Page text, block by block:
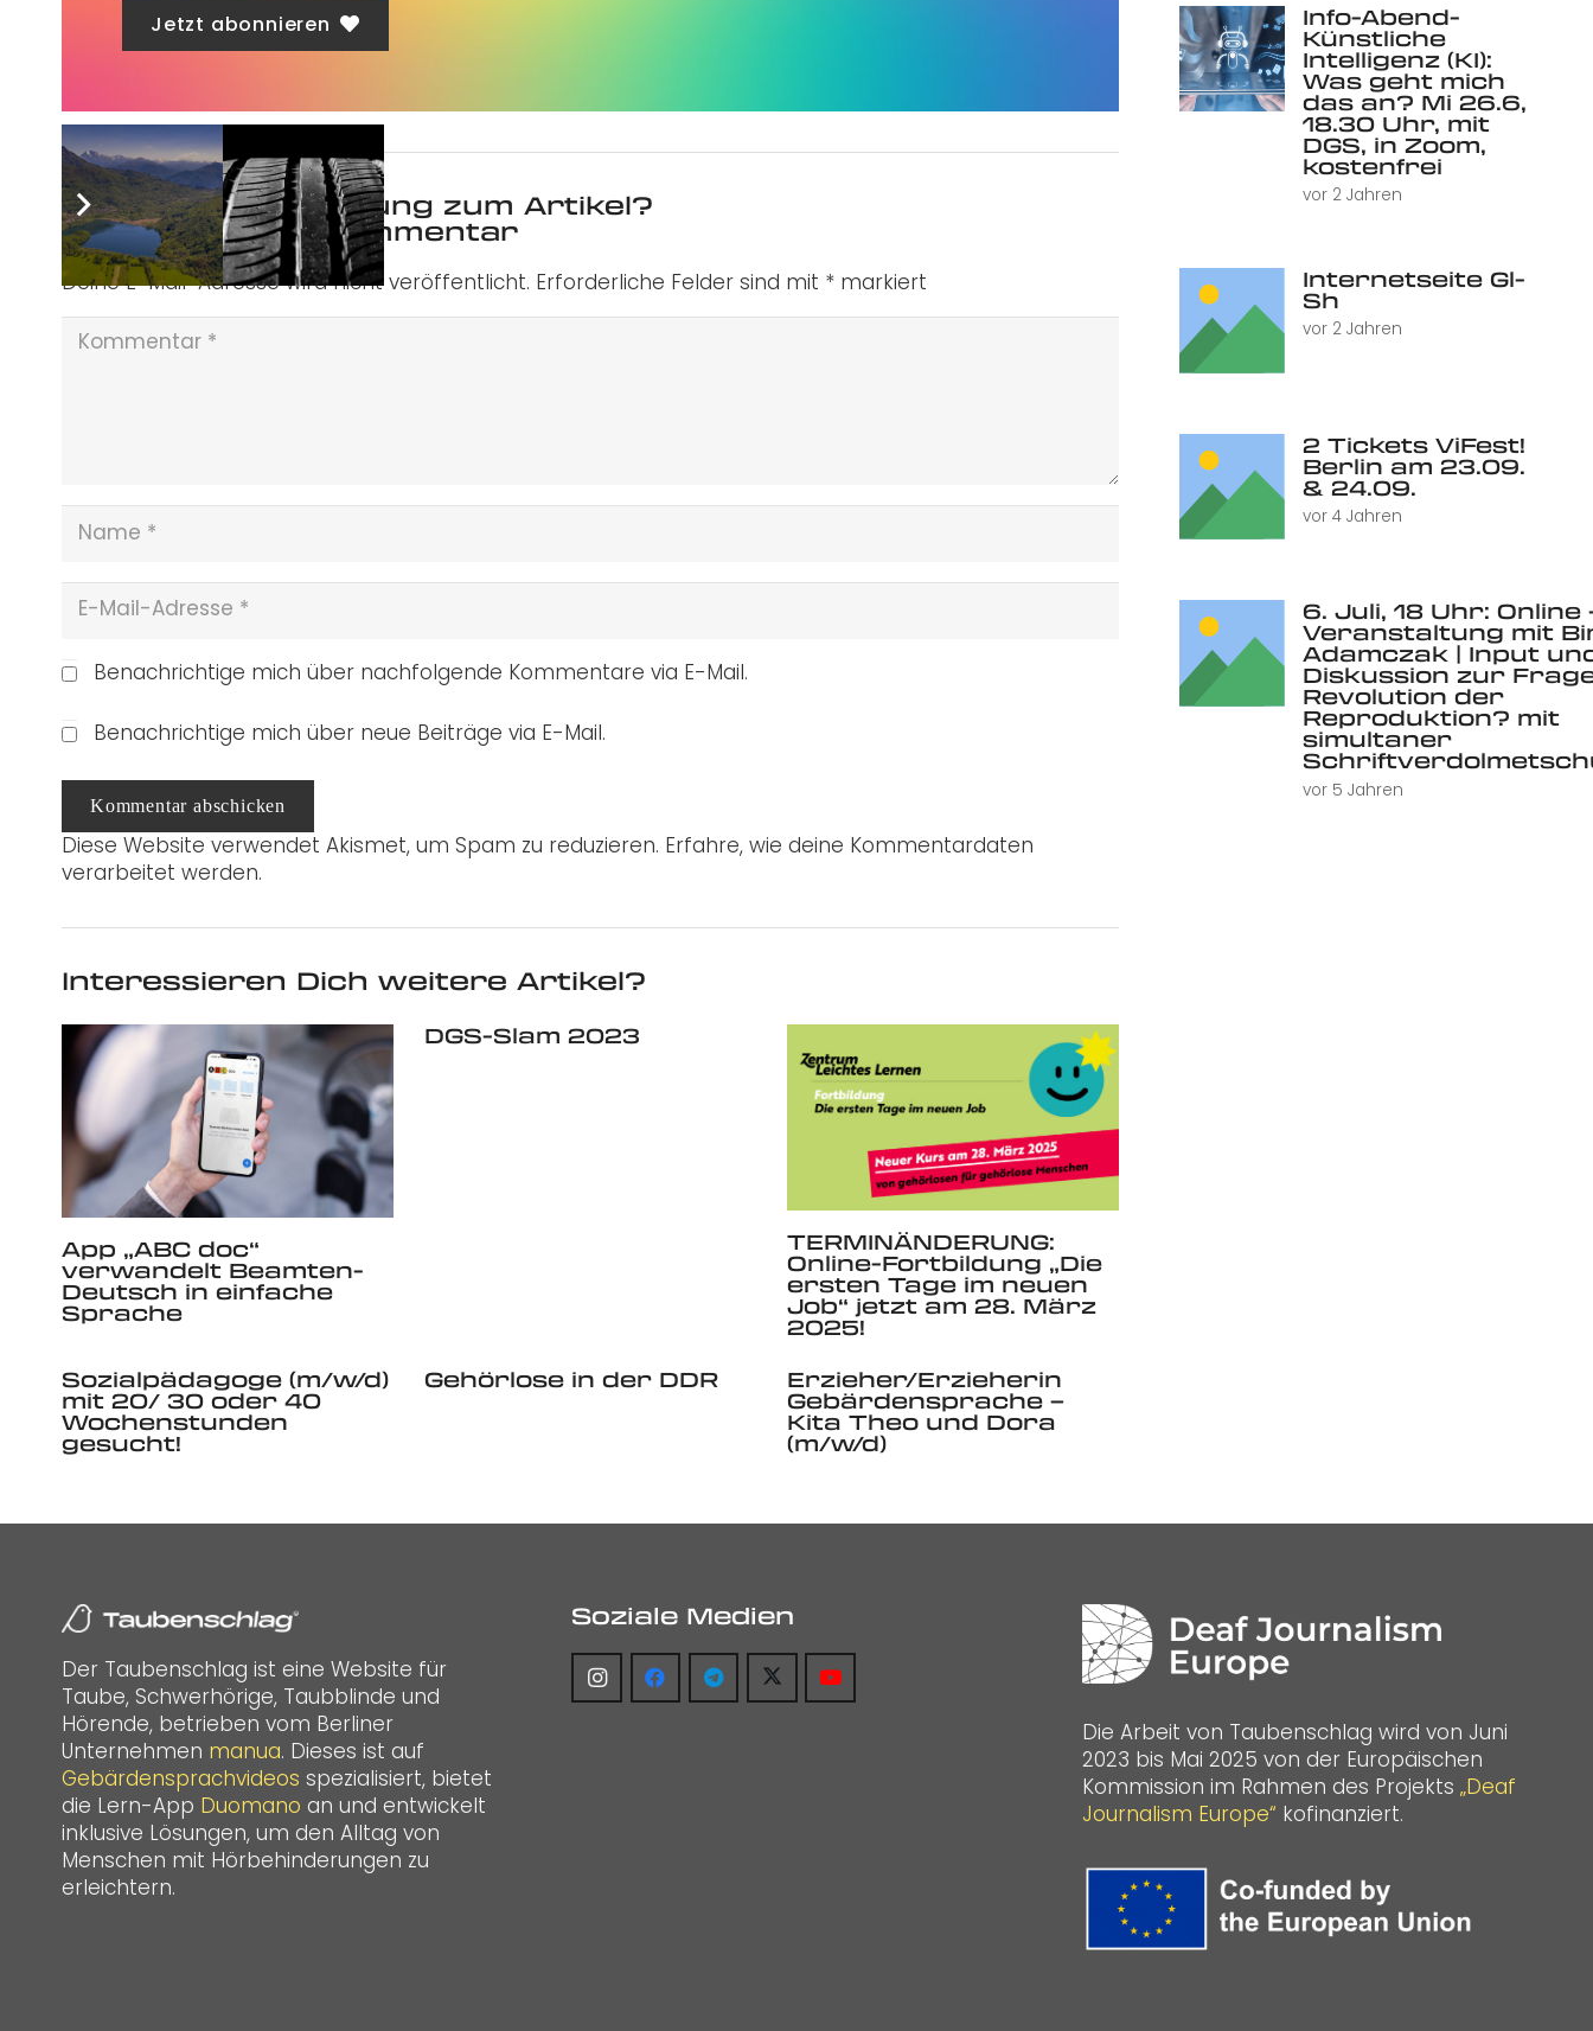
Jetzt abonnieren
Was ist deine Meinung zum Artikel?
Schreibe einen Kommentar
Deine E-Mail-Adresse wird nicht veröffentlicht. Erforderliche Felder sind mit * markiert
Benachrichtige mich über nachfolgende Kommentare via E-Mail.
Benachrichtige mich über neue Beiträge via E-Mail.
Kommentar abschicken
Diese Website verwendet Akismet, um Spam zu reduzieren. Erfahre, wie deine Kommentardaten
verarbeitet werden.
Interessieren Dich weitere Artikel?
App „ABC doc“
verwandelt Beamten-
Deutsch in einfache
Sprache
DGS-Slam 2023
TERMINÄNDERUNG:
Online-Fortbildung „Die
ersten Tage im neuen
Job“ jetzt am 28. März
2025!
Sozialpädagoge (m/w/d)
mit 20/ 30 oder 40
Wochenstunden
gesucht!
Gehörlose in der DDR Erzieher/Erzieherin
Gebärdensprache –
Kita Theo und Dora
(m/w/d)
Info-Abend-
Künstliche
Intelligenz (KI):
Was geht mich
das an? Mi 26.6,
18.30 Uhr, mit
DGS, in Zoom,
kostenfrei
vor 2 Jahren
Internetseite Gl-
Sh
vor 2 Jahren
2 Tickets ViFest!
Berlin am 23.09.
& 24.09.
vor 4 Jahren
6. Juli, 18 Uhr: Online
Veranstaltung mit
Adamczak | Input
Diskussion zur
Revolution der
Reproduktion? mit
simultaner
vor 5 Jahren
Der Taubenschlag ist eine Website für
Taube, Schwerhörige, Taubblinde und
Hörende, betrieben vom Berliner
Unternehmen manua. Dieses ist auf
Gebärdensprachvideos spezialisiert, bietet
die Lern-App Duomano an und entwickelt
inklusive Lösungen, um den Alltag von
Menschen mit Hörbehinderungen zu
erleichtern.
Soziale Medien
Die Arbeit von Taubenschlag wird von Juni
2023 bis Mai 2025 von der Europäischen
Kommission im Rahmen des Projekts „Deaf
Journalism Europe“ kofinanziert.